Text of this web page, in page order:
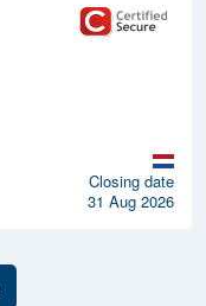
Closing date
31 Aug 2026